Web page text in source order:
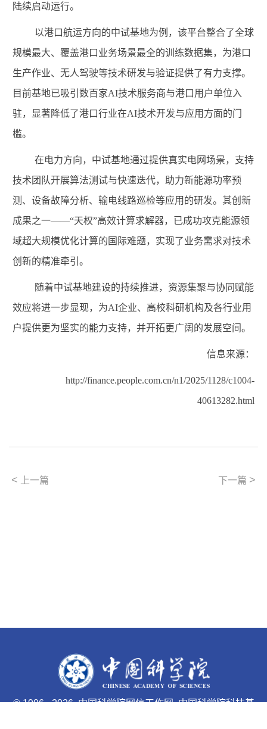
陆续启动运行。
以港口航运方向的中试基地为例，该平台整合了全球
规模最大、覆盖港口业务场景最全的训练数据集，为港口
生产作业、无人驾驶等技术研发与验证提供了有力支撑。
目前基地已吸引数百家AI技术服务商与港口用户单位入
驻，显著降低了港口行业在AI技术开发与应用方面的门
槛。
在电力方向，中试基地通过提供真实电网场景，支持
技术团队开展算法测试与快速迭代，助力新能源功率预
测、设备故障分析、输电线路巡检等应用的研发。其创新
成果之一——“天权”高效计算求解器，已成功攻克能源领
域超大规模优化计算的国际难题，实现了业务需求对技术
创新的精准牵引。
随着中试基地建设的持续推进，资源集聚与协同赋能
效应将进一步显现，为AI企业、高校科研机构及各行业用
户提供更为坚实的能力支持，并开拓更广阔的发展空间。
信息来源：
http://finance.people.com.cn/n1/2025/1128/c1004-
40613282.html
< 上一篇 下一篇 >
© 1996 -2026 中国科学院网信工作网 中国科学院科技基